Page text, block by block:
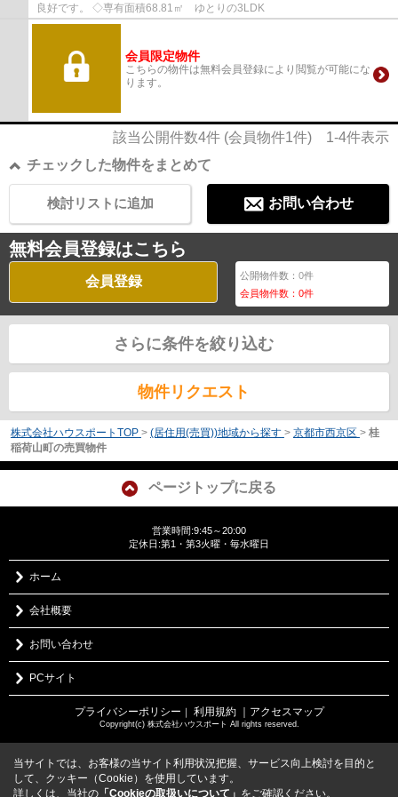
良好です。 ◇専有面積68.81㎡ ゆとりの3LDK
会員限定物件
こちらの物件は無料会員登録により閲覧が可能にな
ります。
該当公開件数4件 (会員物件1件) 1-4件表示
チェックした物件をまとめて
お問い合わせ
検討リストに追加
無料会員登録はこちら
会員登録 公開物件数：0件
会員物件数：0件
さらに条件を絞り込む
物件リクエスト
株式会社ハウスポートTOP > (居住用(売買))地域から探す > 京都市西京区 > 桂
稲荷山町の売買物件
ページトップに戻る
営業時間:9:45～20:00
定休日:第1・第3火曜・毎水曜日
ホーム
会社概要
お問い合わせ
PCサイト
プライバシーポリシー ｜ 利用規約 ｜アクセスマップ
Copyright(c) 株式会社ハウスポート All rights reserved.
当サイトでは、お客様の当サイト利用状況把握、サービス向上検討を目的と
して、クッキー（Cookie）を使用しています。
詳しくは、当社の 「Cookieの取扱いについて」 をご確認ください。